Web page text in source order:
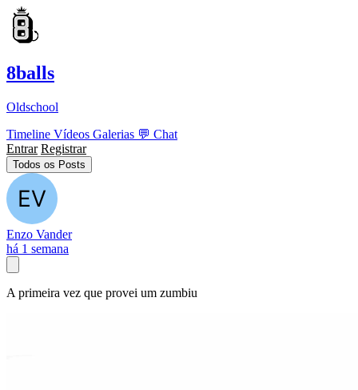
8balls
Oldschool
Timeline Vídeos Galerias 💬 Chat
Entrar Registrar
Todos os Posts
Enzo Vander
há 1 semana
A primeira vez que provei um zumbiu